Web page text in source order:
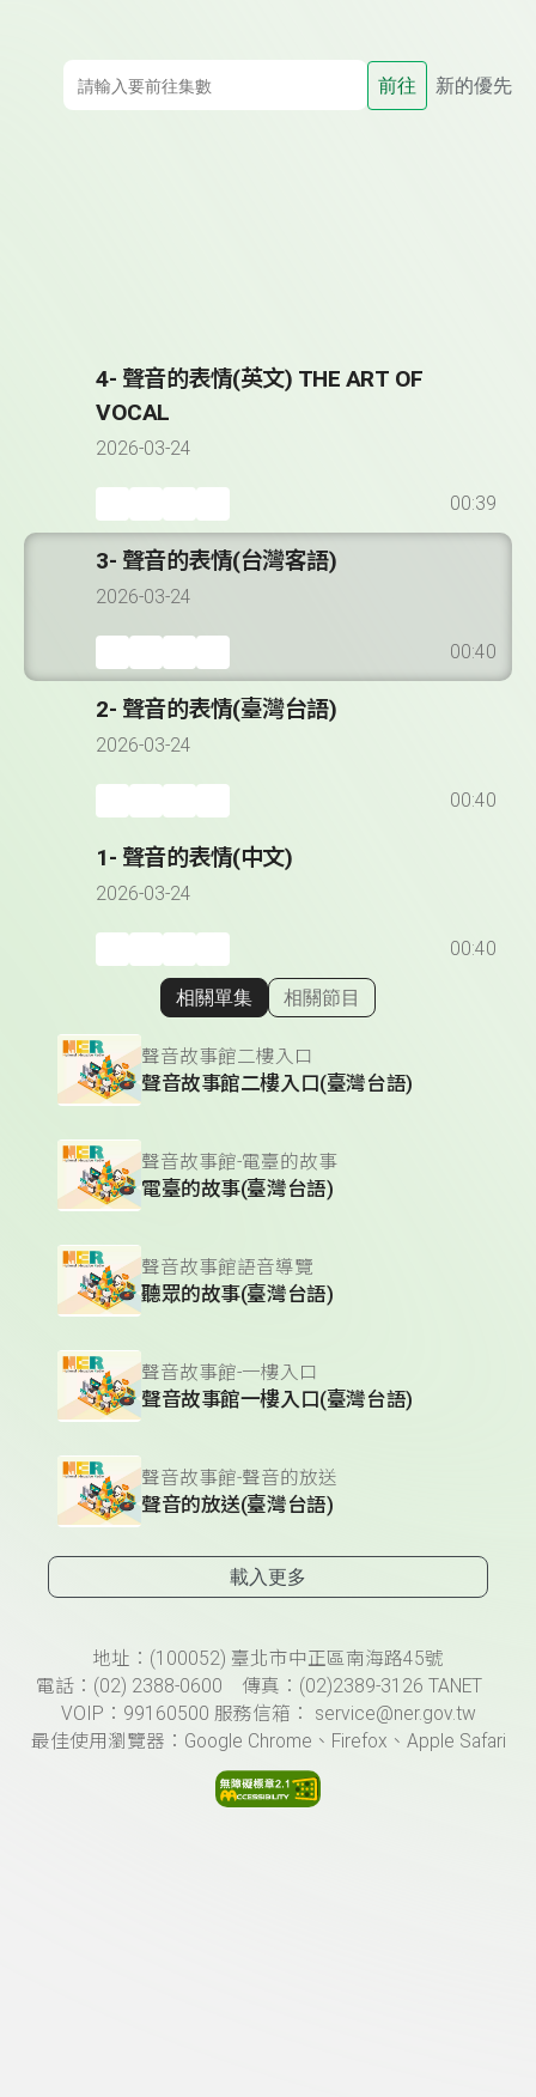
前往 新的優先
4- 聲音的表情(英文) THE ART OF
VOCAL
2026-03-24
00:39
3- 聲音的表情(台灣客語)
2026-03-24
00:40
2- 聲音的表情(臺灣台語)
2026-03-24
00:40
1- 聲音的表情(中文)
2026-03-24
00:40
顯示相關單集
相關單集 相關節目
聲音故事館二樓入口
聲音故事館二樓入口(臺灣台語)
聲音故事館-電臺的故事
電臺的故事(臺灣台語)
聲音故事館語音導覽
聽眾的故事(臺灣台語)
聲音故事館-一樓入口
聲音故事館一樓入口(臺灣台語)
聲音故事館-聲音的放送
聲音的放送(臺灣台語)
載入更多
頁尾資訊地址：(100052) 臺北市中正區南海路45號
電話：(02) 2388-0600 傳真：(02)2389-3126 TANET
VOIP：99160500 服務信箱： service@ner.gov.tw
最佳使用瀏覽器：Google Chrome、Firefox、Apple Safari